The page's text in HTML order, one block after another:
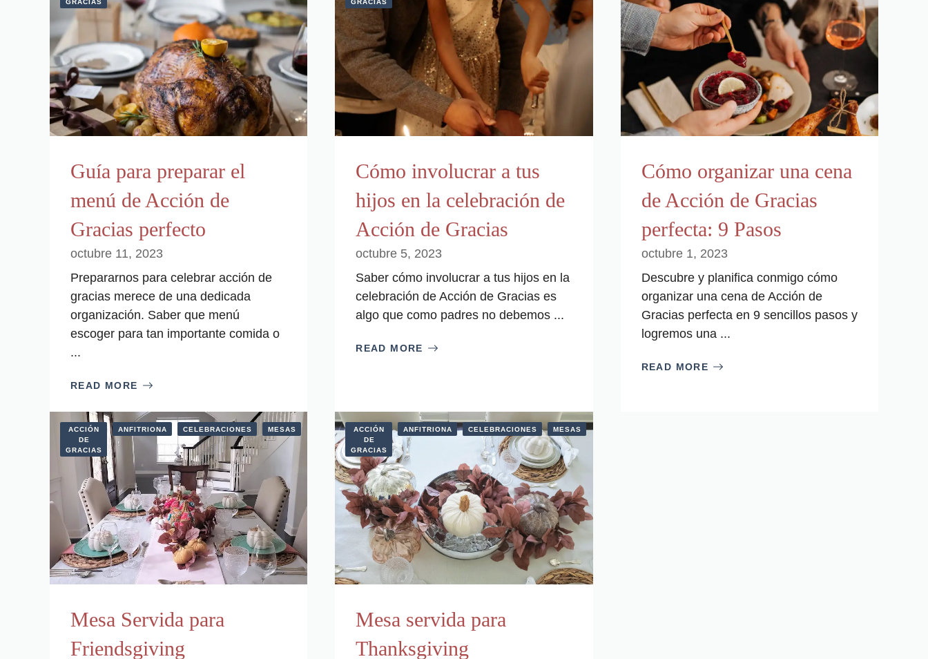
Guía para preparar el
menú de Acción de
Gracias perfecto
octubre 11, 2023
Prepararnos para celebrar acción de
gracias merece de una dedicada
organización. Saber que menú
escoger para tan importante comida o
...
READ MORE
Cómo involucrar a tus
hijos en la celebración de
Acción de Gracias
octubre 5, 2023
Saber cómo involucrar a tus hijos en la
celebración de Acción de Gracias es
algo que como padres no debemos ...
READ MORE
Cómo organizar una cena
de Acción de Gracias
perfecta: 9 Pasos
octubre 1, 2023
Descubre y planifica conmigo cómo
organizar una cena de Acción de
Gracias perfecta en 9 sencillos pasos y
logremos una ...
READ MORE
ACCIÓN
DE
GRACIAS
ANFITRIONA CELEBRACIONES MESAS
Mesa Servida para
Friendsgiving
ACCIÓN
DE
GRACIAS
ANFITRIONA CELEBRACIONES MESAS
Mesa servida para
Thanksgiving